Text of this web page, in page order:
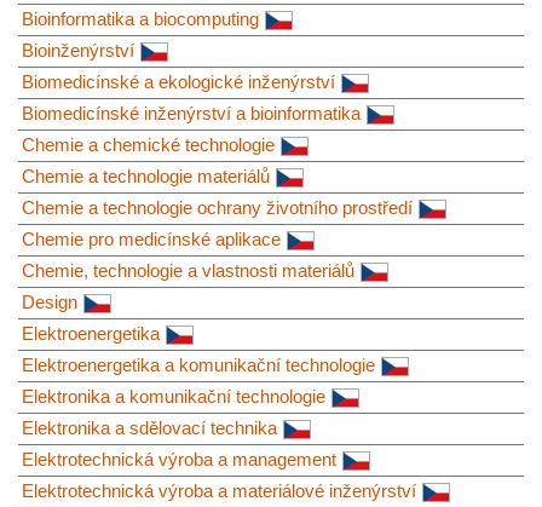
Bioinformatika a biocomputing
Bioinženýrství
Biomedicínské a ekologické inženýrství
Biomedicínské inženýrství a bioinformatika
Chemie a chemické technologie
Chemie a technologie materiálů
Chemie a technologie ochrany životního prostředí
Chemie pro medicínské aplikace
Chemie, technologie a vlastnosti materiálů
Design
Elektroenergetika
Elektroenergetika a komunikační technologie
Elektronika a komunikační technologie
Elektronika a sdělovací technika
Elektrotechnická výroba a management
Elektrotechnická výroba a materiálové inženýrství